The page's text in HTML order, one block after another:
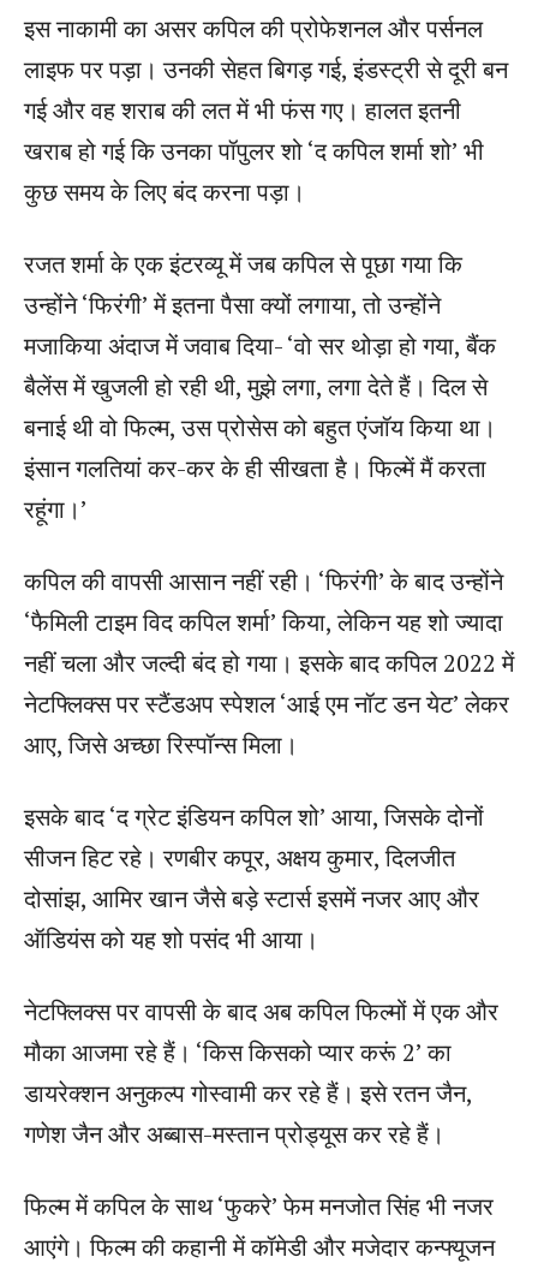
इस नाकामी का असर कपिल की प्रोफेशनल और पर्सनल
लाइफ पर पड़ा। उनकी सेहत बिगड़ गई, इंडस्ट्री से दूरी बन
गई और वह शराब की लत में भी फंस गए। हालत इतनी
खराब हो गई कि उनका पॉपुलर शो ‘द कपिल शर्मा शो’ भी
कुछ समय के लिए बंद करना पड़ा।
रजत शर्मा के एक इंटरव्यू में जब कपिल से पूछा गया कि
उन्होंने ‘फिरंगी’ में इतना पैसा क्यों लगाया, तो उन्होंने
मजाकिया अंदाज में जवाब दिया- ‘वो सर थोड़ा हो गया, बैंक
बैलेंस में खुजली हो रही थी, मुझे लगा, लगा देते हैं। दिल से
बनाई थी वो फिल्म, उस प्रोसेस को बहुत एंजॉय किया था।
इंसान गलतियां कर-कर के ही सीखता है। फिल्में मैं करता
रहूंगा।’
कपिल की वापसी आसान नहीं रही। ‘फिरंगी’ के बाद उन्होंने
‘फैमिली टाइम विद कपिल शर्मा’ किया, लेकिन यह शो ज्यादा
नहीं चला और जल्दी बंद हो गया। इसके बाद कपिल 2022 में
नेटफ्लिक्स पर स्टैंडअप स्पेशल ‘आई एम नॉट डन येट’ लेकर
आए, जिसे अच्छा रिस्पॉन्स मिला।
इसके बाद ‘द ग्रेट इंडियन कपिल शो’ आया, जिसके दोनों
सीजन हिट रहे। रणबीर कपूर, अक्षय कुमार, दिलजीत
दोसांझ, आमिर खान जैसे बड़े स्टार्स इसमें नजर आए और
ऑडियंस को यह शो पसंद भी आया।
नेटफ्लिक्स पर वापसी के बाद अब कपिल फिल्मों में एक और
मौका आजमा रहे हैं। ‘किस किसको प्यार करूं 2’ का
डायरेक्शन अनुकल्प गोस्वामी कर रहे हैं। इसे रतन जैन,
गणेश जैन और अब्बास-मस्तान प्रोड्यूस कर रहे हैं।
फिल्म में कपिल के साथ ‘फुकरे’ फेम मनजोत सिंह भी नजर
आएंगे। फिल्म की कहानी में कॉमेडी और मजेदार कन्फ्यूजन